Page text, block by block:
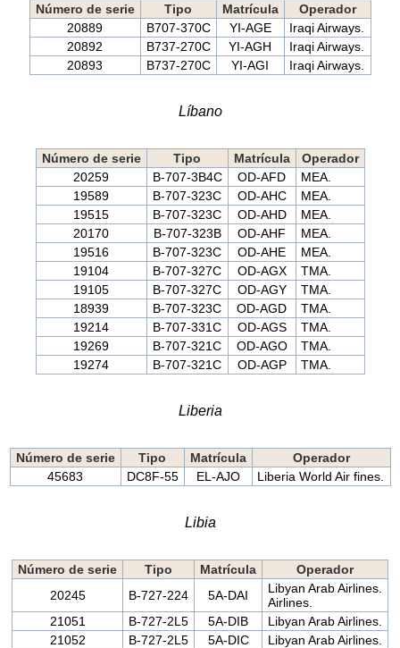
Número de serie Tipo Matrícula
Operador
20889
B707-370C YI-AGE
Iraqi Airways.
20892
B737-270C YI-AGH
Iraqi Airways.
20893
B737-270C YI-AGI Iraqi Airways.
Líbano
Número de serie Tipo Matrícula
Operador
20259
B-707-3B4C OD-AFD
MEA.
19589
B-707-323C OD-AHC
MEA.
19515
B-707-323C OD-AHD
MEA.
20170
B-707-323B OD-AHF
MEA.
19516
B-707-323C OD-AHE
MEA.
19104
B-707-327C OD-AGX
TMA.
19105
B-707-327C OD-AGY
TMA.
18939
B-707-323C OD-AGD
TMA.
19214
B-707-331C OD-AGS
TMA.
19269
B-707-321C OD-AGO
TMA.
19274
B-707-321C OD-AGP TMA.
Liberia
Número de serie Tipo Matrícula
Operador
45683
DC8F-55 EL-AJO Liberia World Air fines.
Libia
Número de serie Tipo Matrícula
Operador
20245
B-727-224 5A-DAI
Libyan Arab Airlines.
Airlines.
21051
B-727-2L5 5A-DIB
Libyan Arab Airlines.
21052
B-727-2L5 5A-DIC
Libyan Arab Airlines.